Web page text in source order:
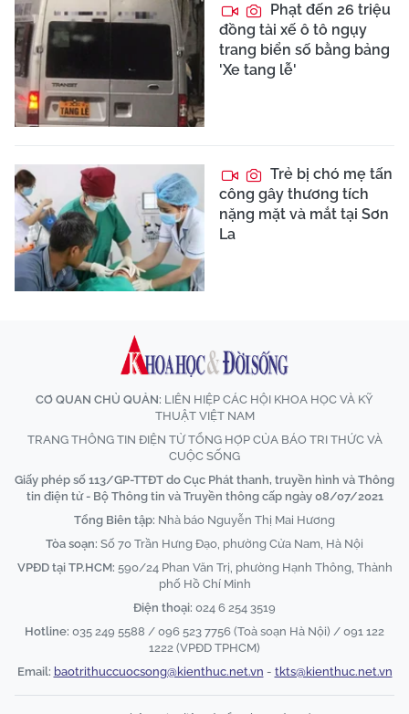
Phạt đến 26 triệu
đồng tài xế ô tô ngụy
trang biển số bằng bảng
'Xe tang lễ'
Trẻ bị chó mẹ tấn
công gây thương tích
nặng mặt và mắt tại Sơn
La
CƠ QUAN CHỦ QUẢN: LIÊN HIỆP CÁC HỘI KHOA HỌC VÀ KỸ
THUẬT VIỆT NAM
TRANG THÔNG TIN ĐIỆN TỬ TỔNG HỢP CỦA BÁO TRI THỨC VÀ
CUỘC SỐNG
Giấy phép số 113/GP-TTĐT do Cục Phát thanh, truyền hình và Thông
tin điện tử - Bộ Thông tin và Truyền thông cấp ngày 08/07/2021
Tổng Biên tập: Nhà báo Nguyễn Thị Mai Hương
Tòa soạn: Số 70 Trần Hưng Đạo, phường Cửa Nam, Hà Nội
VPĐD tại TP.HCM: 590/24 Phan Văn Trị, phường Hạnh Thông, Thành
phố Hồ Chí Minh
Điện thoại: 024 6 254 3519
Hotline: 035 249 5588 / 096 523 7756 (Toà soạn Hà Nội) / 091 122
1222 (VPĐD TPHCM)
Email: baotrithuccuocsong@kienthuc.net.vn - tkts@kienthuc.net.vn